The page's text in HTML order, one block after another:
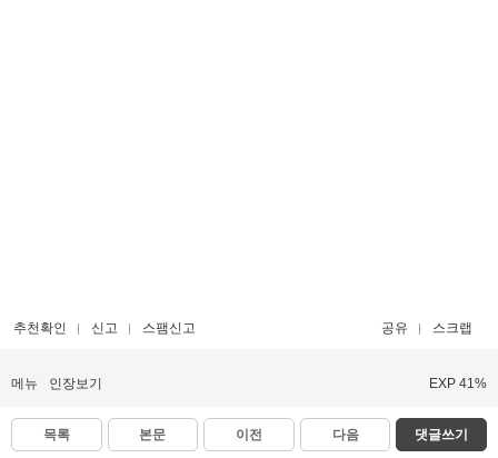
추천확인 신고 스팸신고 공유 스크랩
메뉴 인장보기 EXP 41%
목록 본문 이전 다음 댓글쓰기